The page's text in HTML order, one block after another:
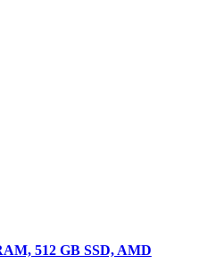
512 GB SSD, AMD